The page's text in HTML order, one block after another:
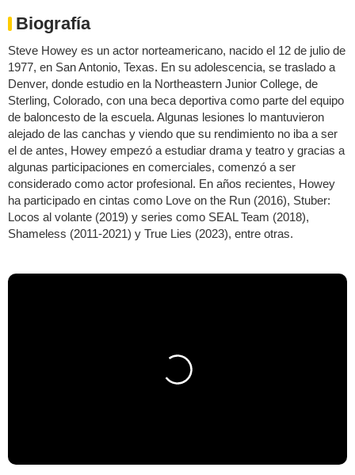
Biografía
Steve Howey es un actor norteamericano, nacido el 12 de julio de
1977, en San Antonio, Texas. En su adolescencia, se traslado a
Denver, donde estudio en la Northeastern Junior College, de
Sterling, Colorado, con una beca deportiva como parte del equipo
de baloncesto de la escuela. Algunas lesiones lo mantuvieron
alejado de las canchas y viendo que su rendimiento no iba a ser
el de antes, Howey empezó a estudiar drama y teatro y gracias a
algunas participaciones en comerciales, comenzó a ser
considerado como actor profesional. En años recientes, Howey
ha participado en cintas como Love on the Run (2016), Stuber:
Locos al volante (2019) y series como SEAL Team (2018),
Shameless (2011-2021) y True Lies (2023), entre otras.